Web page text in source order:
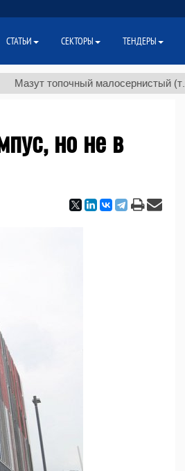
топочный малосернистый (т.) $300
но не в
СТАТЬИ СЕКТОРЫ ТЕНДЕРЫ